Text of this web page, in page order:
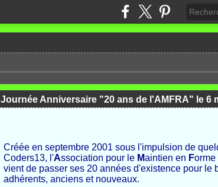
Journée Anniversaire "20 ans de l'AMFRA" le 6
Créée en septembre 2001 sous l'impulsion de
Coders13, l'Association pour le Maintien en Forme
vient de passer ses 20 années d'existence pour le
adhérents, anciens et nouveaux.